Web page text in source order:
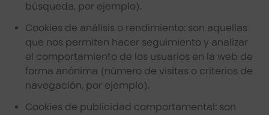
búsqueda, por ejemplo).
Cookies de análisis o rendimiento: son aquellas
que nos permiten hacer seguimiento y analizar
el comportamiento de los usuarios en la web de
forma anónima (número de visitas o criterios de
navegación, por ejemplo).
Cookies de publicidad comportamental: son